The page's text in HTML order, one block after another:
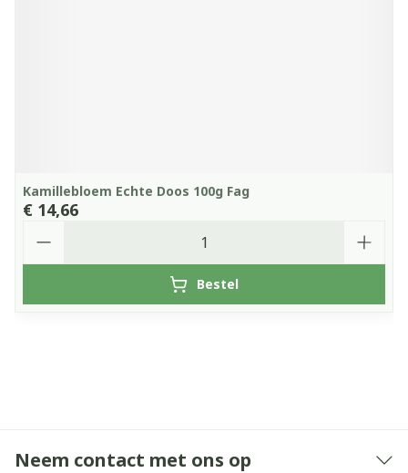
Kamillebloem Echte Doos 100g Fag
€ 14,66
Bestel
Neem contact met ons op